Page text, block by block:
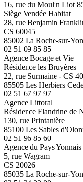
16, rue du Moulin Liot
Siège Vendée Habitat
28, rue Benjamin
CS 60045
85002 La Roche-sur-Yon
02 51 09 85 85
Agence Bocage et Vie
Résidence les Bruyères
22, rue Surmaine - CS
85505 Les Herbiers
02 51 67 97 97
Agence Littoral
Résidence Flandrine de
130, rue Printanière
85100 Les Sables
02 51 96 85 60
Agence du Pays Yonnais
5, rue Wagram
CS 20026
85035 La Roche-sur-